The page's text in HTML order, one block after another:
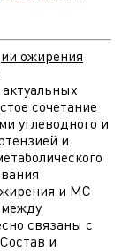
ожирения
сочетание
углеводного и
и
и МС
между
связаны с
и